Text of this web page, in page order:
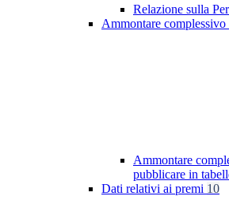
Relazione sulla
Ammontare complessivo
Ammontare
pubblicare in
Dati relativi ai premi 10